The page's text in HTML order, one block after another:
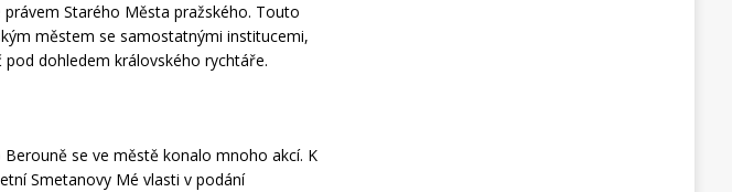
Starého Města pražského. Touto
městem se samostatnými institucemi,
dohledem královského rychtáře.
se ve městě konalo mnoho akcí. K
Smetanovy Mé vlasti v podání